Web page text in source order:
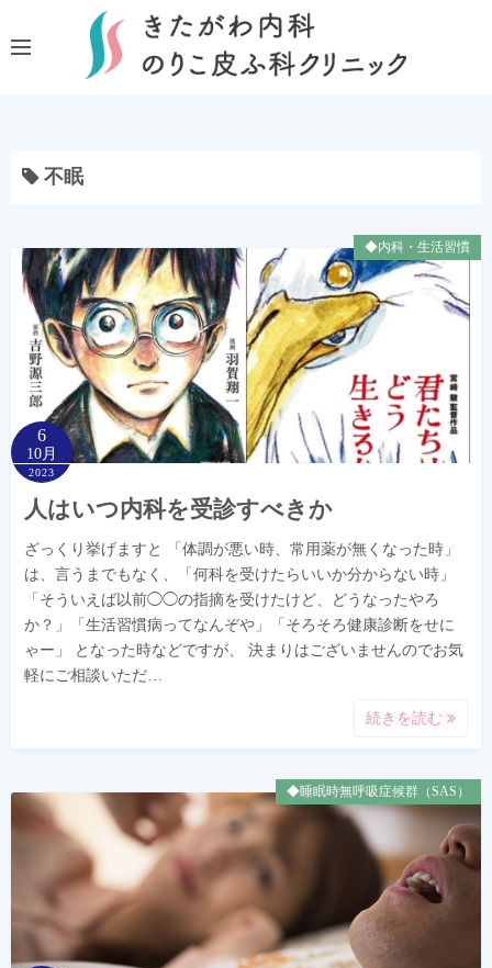
ン
不眠
◆内科・生活習慣
6
10月
2023
人はいつ内科を受診すべきか
ざっくり挙げますと 「体調が悪い時、常用薬が無くなった時」
は、言うまでもなく、「何科を受けたらいいか分からない時」
「そういえば以前◯◯の指摘を受けたけど、どうなったやろ
か？」「生活習慣病ってなんぞや」「そろそろ健康診断をせに
ゃー」 となった時などですが、 決まりはございませんのでお気
軽にご相談いただ…
続きを読む
◆睡眠時無呼吸症候群（SAS）